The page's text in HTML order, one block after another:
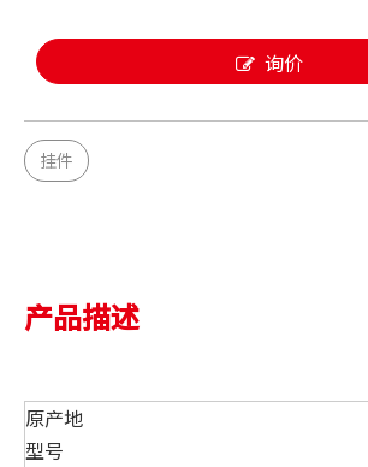
询价
挂件
产品描述
原产地
型号